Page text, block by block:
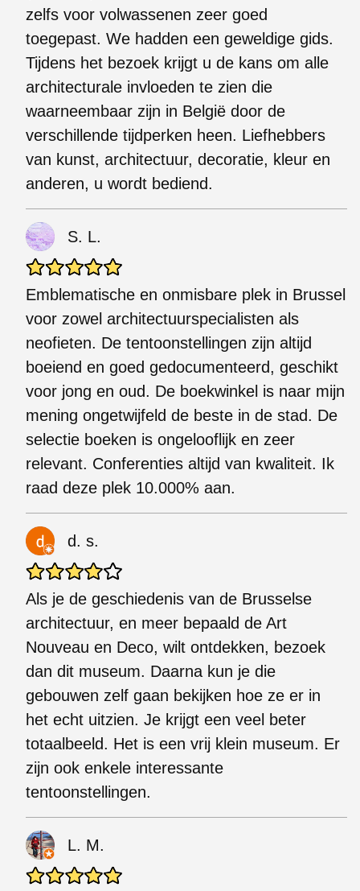
zelfs voor volwassenen zeer goed
toegepast. We hadden een geweldige gids.
Tijdens het bezoek krijgt u de kans om alle
architecturale invloeden te zien die
waarneembaar zijn in België door de
verschillende tijdperken heen. Liefhebbers
van kunst, architectuur, decoratie, kleur en
anderen, u wordt bediend.
S. L.
Emblematische en onmisbare plek in Brussel
voor zowel architectuurspecialisten als
neofieten. De tentoonstellingen zijn altijd
boeiend en goed gedocumenteerd, geschikt
voor jong en oud. De boekwinkel is naar mijn
mening ongetwijfeld de beste in de stad. De
selectie boeken is ongelooflijk en zeer
relevant. Conferenties altijd van kwaliteit. Ik
raad deze plek 10.000% aan.
d. s.
Als je de geschiedenis van de Brusselse
architectuur, en meer bepaald de Art
Nouveau en Deco, wilt ontdekken, bezoek
dan dit museum. Daarna kun je die
gebouwen zelf gaan bekijken hoe ze er in
het echt uitzien. Je krijgt een veel beter
totaalbeeld. Het is een vrij klein museum. Er
zijn ook enkele interessante
tentoonstellingen.
L. M.